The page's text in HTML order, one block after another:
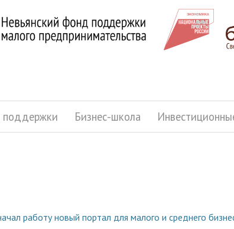
поддержки Бизнес-школа
работу новый портал для малого и среднего